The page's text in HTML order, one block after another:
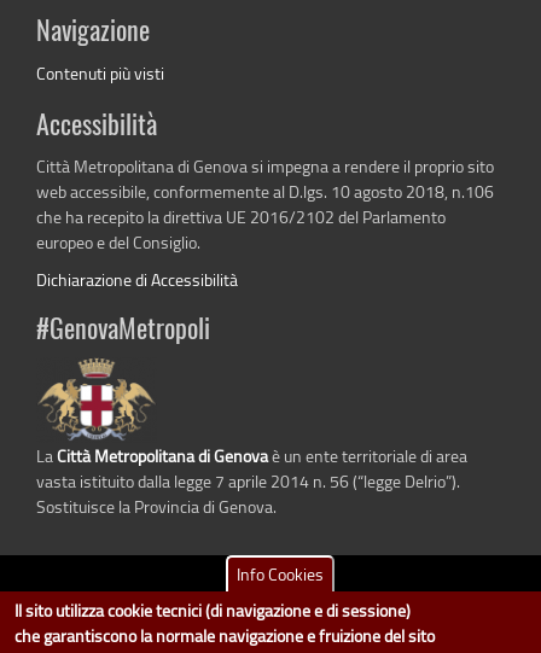
Navigazione
Contenuti più visti
Accessibilità
Città Metropolitana di Genova si impegna a rendere il proprio sito
web accessibile, conformemente al D.lgs. 10 agosto 2018, n.106
che ha recepito la direttiva UE 2016/2102 del Parlamento
europeo e del Consiglio.
Dichiarazione di Accessibilità
#GenovaMetropoli
LaCittà Metropolitana di Genovaè un ente territoriale di area
vasta istituito dalla legge 7 aprile 2014 n. 56 (“legge Delrio”).
Sostituisce la Provincia di Genova.
dati.cittametropolitana.genova.itè il progetto "Open Data" della
Metropolitana di Genova.
Info Cookies
Il sito utilizza cookie tecnici (di navigazione e di sessione)
che garantiscono la normale navigazione e fruizione del sito